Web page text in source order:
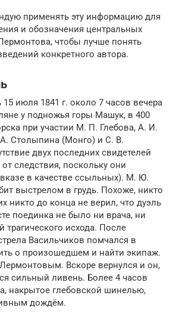
применять эту информацию для
и обозначения центральных
чтобы лучше понять
конкретного автора.
15 июля 1841 г. около 7 часов вечера
у подножья горы Машук, в 400
при участии М. П. Глебова, А. И.
Столыпина (Монго) и С. В.
двух последних свидетелей
следствия, поскольку они
в качестве ссыльных). М. Ю.
выстрелом в грудь. Похоже, никто
никто до конца не верил, что дуэль
поединка не было ни врача, ни
трагического исхода. После
Васильчиков помчался в
о произошедшем и найти экипаж.
Вскоре вернулся и он,
сильный ливень. Более 4 часов
накрытое глебовской шинелью,
дождём.